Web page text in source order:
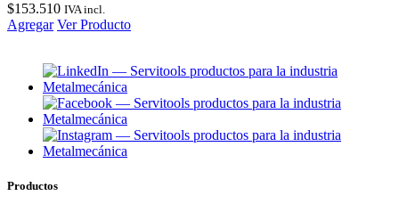
$153.510 IVA incl.
Agregar Ver Producto
Productos